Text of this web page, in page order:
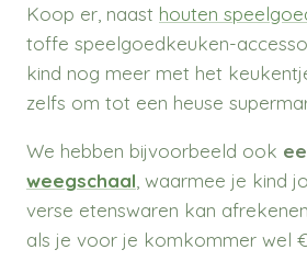
Koop er, naast houten
toffe speelgoedkeuken-
kind nog meer met het
zelfs om tot een heuse
We hebben bijvoorbeeld ook
weegschaal , waarmee je kind
verse etenswaren kan
als je voor je komkommer wel